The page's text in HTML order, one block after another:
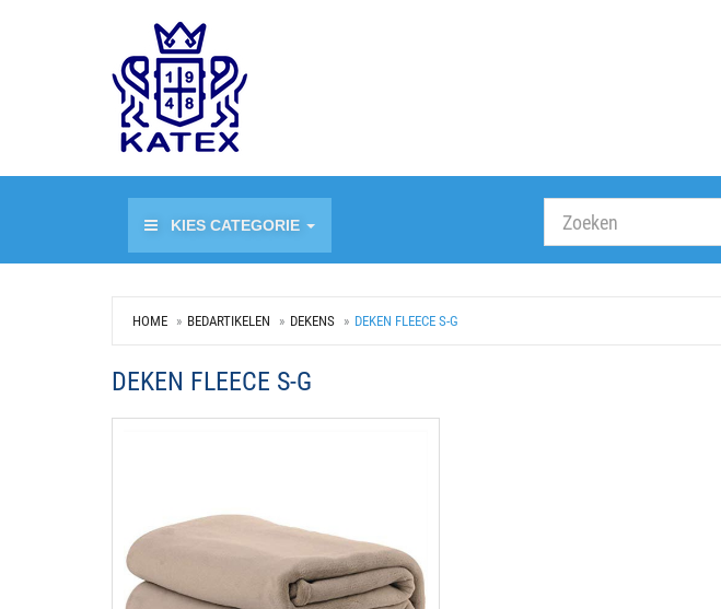
KIES CATEGORIE
HOME BEDARTIKELEN DEKENS DEKEN FLEECE S-G
DEKEN FLEECE S-G